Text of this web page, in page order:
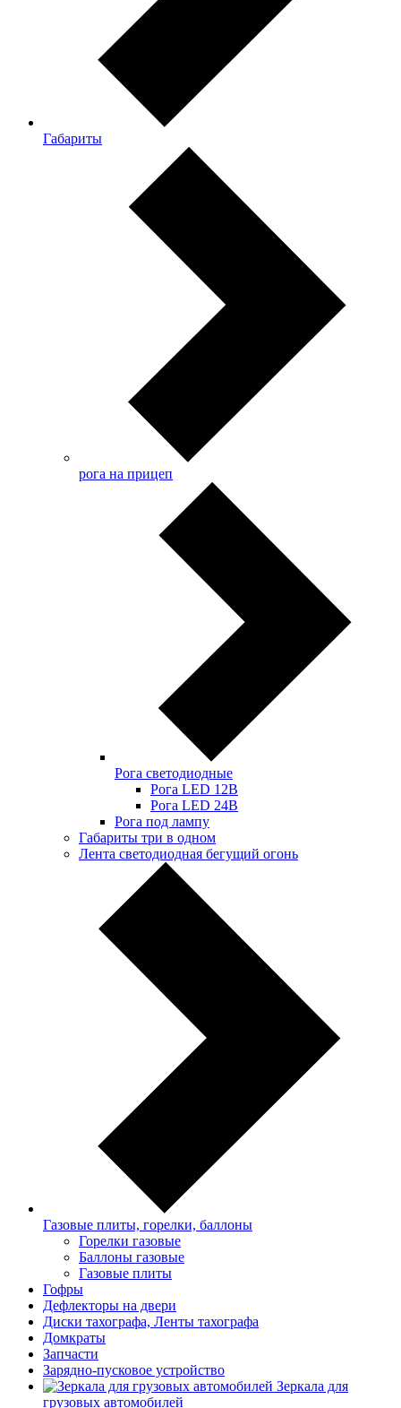
Габариты
рога на прицеп
Рога светодиодные
Рога LED 12В
Рога LED 24В
Рога под лампу
Габариты три в одном
Лента светодиодная бегущий огонь
Газовые плиты, горелки, баллоны
Горелки газовые
Баллоны газовые
Газовые плиты
Гофры
Дефлекторы на двери
Диски тахографа, Ленты тахографа
Домкраты
Запчасти
Зарядно-пусковое устройство
Зеркала для
грузовых автомобилей